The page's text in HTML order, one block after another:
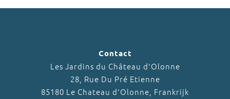
Contact
Les Jardins du Château d'Olonne
28, Rue Du Pré Etienne
85180 Le Chateau d'Olonne, Frankrijk